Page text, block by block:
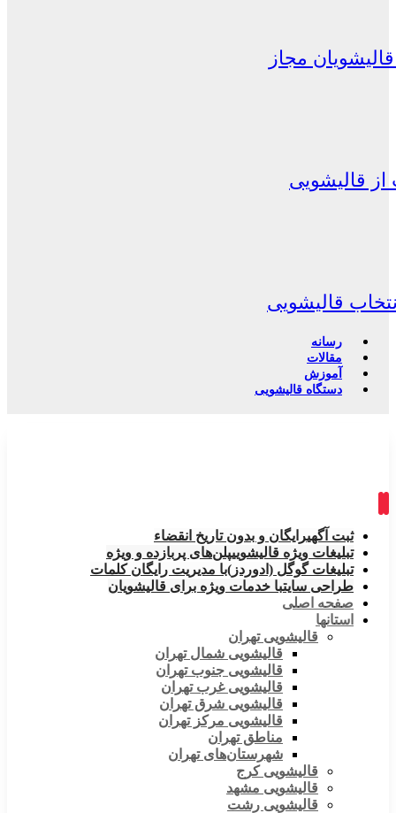
مجاز
قالیشویی
قالیشویی
رسانه
مقالات
آموزش
دستگاه قالیشویی
ثبت آگهیرایگان و بدون تاریخ انقضاء
تبلیغات ویژه قالیشوییپلن‌های پربازده و ویژه
تبلیغات گوگل (ادوردز)با مدیریت رایگان کلمات
طراحی سایتبا خدمات ویژه برای قالیشویان
صفحه اصلی
استانها
قالیشویی تهران
قالیشویی شمال تهران
قالیشویی جنوب تهران
قالیشویی غرب تهران
قالیشویی شرق تهران
قالیشویی مرکز تهران
مناطق تهران
شهرستان‌های تهران
قالیشویی کرج
قالیشویی مشهد
قالیشویی رشت